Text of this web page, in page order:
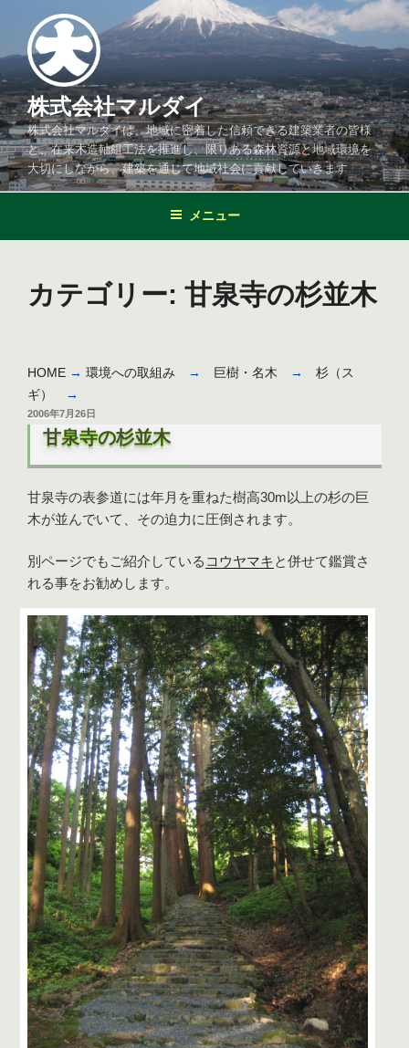
テ
ン
ツ
へ
ス
キ
ッ
株式会社マルダイ
株式会社マルダイは、地域に密着した信頼できる建築業者の皆様
と、在来木造軸組工法を推進し、限りある森林資源と地域環境を
大切にしながら、建築を通じて地域社会に貢献していきます
メニュー
カテゴリー: 甘泉寺の杉並木
HOME → 環境への取組み → 巨樹・名木 → 杉（ス
ギ）
→
投
2006年7月26日
甘泉寺の杉並木
甘泉寺の表参道には年月を重ねた樹高30m以上の杉の巨
木が並んでいて、その迫力に圧倒されます。
別ページでもご紹介している コウヤマキと併せて鑑賞さ
れる事をお勧めします。